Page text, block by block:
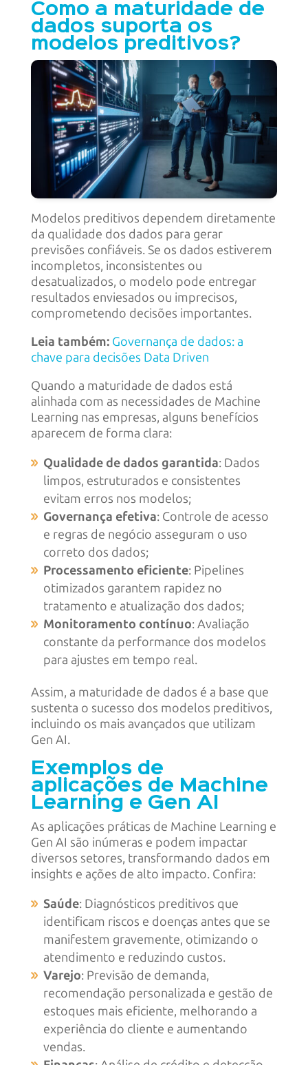
Como a maturidade de
dados suporta os
modelos preditivos?
Modelos preditivos dependem diretamente
da qualidade dos dados para gerar
previsões confiáveis. Se os dados estiverem
incompletos, inconsistentes ou
desatualizados, o modelo pode entregar
resultados enviesados ou imprecisos,
comprometendo decisões importantes.
Leia também: Governança de dados: a
chave para decisões Data Driven
Quando a maturidade de dados está
alinhada com as necessidades de Machine
Learning nas empresas, alguns benefícios
aparecem de forma clara:
Qualidade de dados garantida: Dados
limpos, estruturados e consistentes
evitam erros nos modelos;
Governança efetiva: Controle de acesso
e regras de negócio asseguram o uso
correto dos dados;
Processamento eficiente: Pipelines
otimizados garantem rapidez no
tratamento e atualização dos dados;
Monitoramento contínuo: Avaliação
constante da performance dos modelos
para ajustes em tempo real.
Assim, a maturidade de dados é a base que
sustenta o sucesso dos modelos preditivos,
incluindo os mais avançados que utilizam
Gen AI.
Exemplos de
aplicações de Machine
Learning e Gen AI
As aplicações práticas de Machine Learning e
Gen AI são inúmeras e podem impactar
diversos setores, transformando dados em
insights e ações de alto impacto. Confira:
Saúde: Diagnósticos preditivos que
identificam riscos e doenças antes que se
manifestem gravemente, otimizando o
atendimento e reduzindo custos.
Varejo: Previsão de demanda,
recomendação personalizada e gestão de
estoques mais eficiente, melhorando a
experiência do cliente e aumentando
vendas.